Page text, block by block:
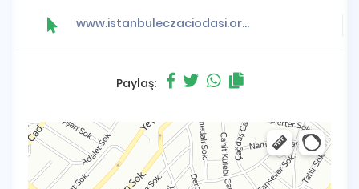
www.istanbuleczaciodasi.org.tr
Paylaş: